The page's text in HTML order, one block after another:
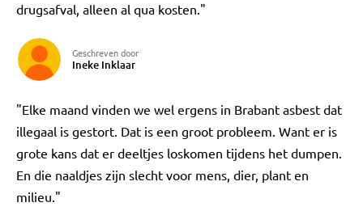
drugsafval, alleen al qua kosten."
Geschreven door
Ineke Inklaar
"Elke maand vinden we wel ergens in Brabant asbest dat
illegaal is gestort. Dat is een groot probleem. Want er is
grote kans dat er deeltjes loskomen tijdens het dumpen.
En die naaldjes zijn slecht voor mens, dier, plant en
milieu."